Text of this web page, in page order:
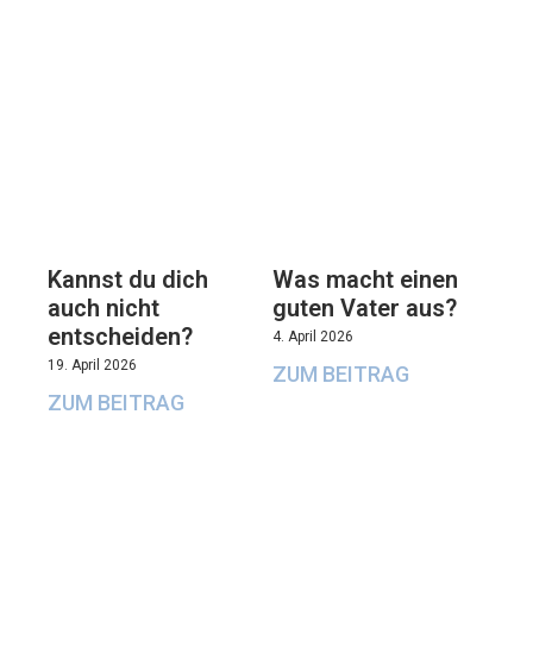
Kannst du dich
auch nicht
entscheiden?
19. April 2026
ZUM BEITRAG
Was macht einen
guten Vater aus?
4. April 2026
ZUM BEITRAG